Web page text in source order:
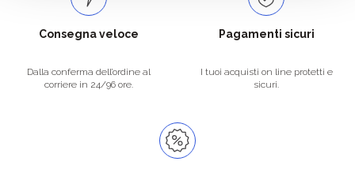
Consegna veloce
Dalla conferma dell’ordine al
corriere in 24/96 ore.
Pagamenti sicuri
I tuoi acquisti on line protetti e
sicuri.